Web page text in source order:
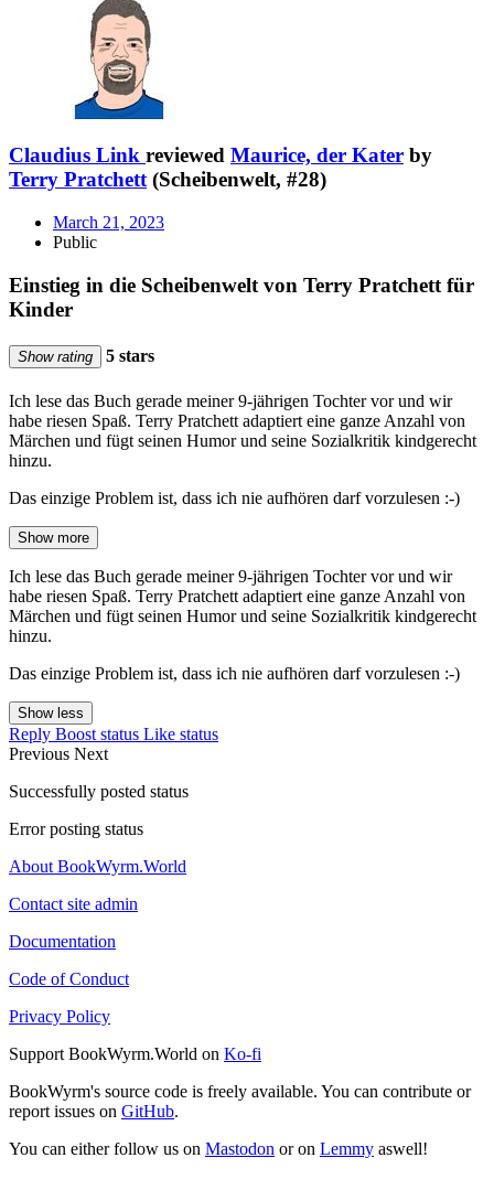
Claudius Link reviewed Maurice, der Kater by
Terry Pratchett(Scheibenwelt, #28)
March 21, 2023
Public
Einstieg in die Scheibenwelt von Terry Pratchett für
Kinder
Show rating 5 stars
Ich lese das Buch gerade meiner 9-jährigen Tochter vor und wir
habe riesen Spaß. Terry Pratchett adaptiert eine ganze Anzahl von
Märchen und fügt seinen Humor und seine Sozialkritik kindgerecht
hinzu.
Das einzige Problem ist, dass ich nie aufhören darf vorzulesen :-)
Show more
Ich lese das Buch gerade meiner 9-jährigen Tochter vor und wir
habe riesen Spaß. Terry Pratchett adaptiert eine ganze Anzahl von
Märchen und fügt seinen Humor und seine Sozialkritik kindgerecht
hinzu.
Das einzige Problem ist, dass ich nie aufhören darf vorzulesen :-)
Show less
Reply Boost status Like status
Previous Next
Successfully posted status
Error posting status
About BookWyrm.World
Contact site admin
Documentation
Code of Conduct
Privacy Policy
Support BookWyrm.World on Ko-fi
BookWyrm's source code is freely available. You can contribute or
report issues on GitHub.
You can either follow us on Mastodon or on Lemmy aswell!